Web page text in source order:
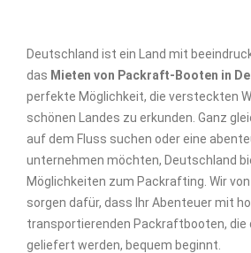
Deutschland ist ein Land mit
das Mieten von Packraft-Booten in
perfekte Möglichkeit, die versteckten
schönen Landes zu erkunden. Ganz
auf dem Fluss suchen oder eine
unternehmen möchten, Deutschland
Möglichkeiten zum Packrafting. Wir von
sorgen dafür, dass Ihr Abenteuer mit
transportierenden Packraftbooten, die
geliefert werden, bequem beginnt.